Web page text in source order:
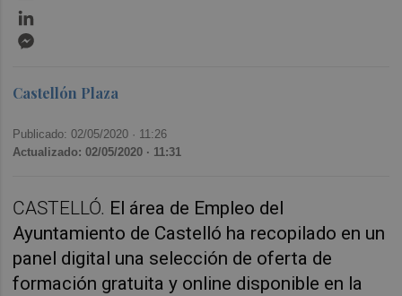
Castellón Plaza
Publicado: 02/05/2020 · 11:26
Actualizado: 02/05/2020 · 11:31
CASTELLÓ. El área de Empleo del
Ayuntamiento de Castelló ha recopilado en un
panel digital una selección de oferta de
formación gratuita y online disponible en la